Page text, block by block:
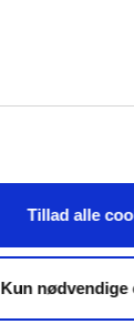
Tillad alle
Kun nødvendige